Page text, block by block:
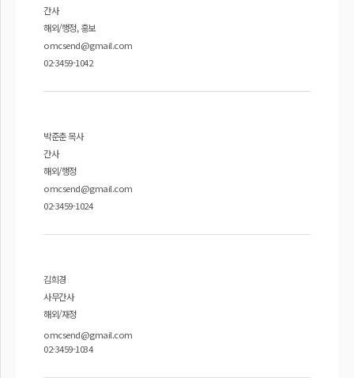
간사
해외/행정, 홍보
omcsend@gmail.com
02-3459-1042
박준춘 목사
간사
해외/행정
omcsend@gmail.com
02-3459-1024
김희경
사무간사
해외/재정
omcsend@gmail.com
02-3459-1034